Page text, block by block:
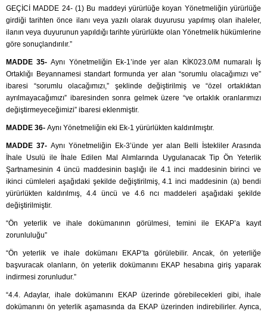
GEÇİCİ MADDE 24- (1) Bu maddeyi yürürlüğe koyan Yönetmeliğin yürürlüğe
girdiği tarihten önce ilanı veya yazılı olarak duyurusu yapılmış olan ihaleler,
ilanın veya duyurunun yapıldığı tarihte yürürlükte olan Yönetmelik hükümlerine
göre sonuçlandırılır.”
MADDE 35-Aynı Yönetmeliğin Ek-1’inde yer alan KİK023.0/M numaralı İş
Ortaklığı Beyannamesi standart formunda yer alan “sorumlu olacağımızı ve”
ibaresi “sorumlu olacağımızı,” şeklinde değiştirilmiş ve “özel ortaklıktan
ayrılmayacağımızı” ibaresinden sonra gelmek üzere “ve ortaklık oranlarımızı
değiştirmeyeceğimizi” ibaresi eklenmiştir.
MADDE 36- Aynı Yönetmeliğin eki Ek-1 yürürlükten kaldırılmıştır.
MADDE 37-Aynı Yönetmeliğin Ek-3’ünde yer alan Belli İstekliler Arasında
İhale Usulü ile İhale Edilen Mal Alımlarında Uygulanacak Tip Ön Yeterlik
Şartnamesinin 4 üncü maddesinin başlığı ile 4.1 inci maddesinin birinci ve
ikinci cümleleri aşağıdaki şekilde değiştirilmiş, 4.1 inci maddesinin (a) bendi
yürürlükten kaldırılmış, 4.4 üncü ve 4.6 ncı maddeleri aşağıdaki şekilde
değiştirilmiştir.
“Ön yeterlik ve ihale dokümanının görülmesi, temini ile EKAP’a kayıt
zorunluluğu”
“Ön yeterlik ve ihale dokümanı EKAP’ta görülebilir. Ancak, ön yeterliğe
başvuracak olanların, ön yeterlik dokümanını EKAP hesabına giriş yaparak
indirmesi zorunludur.”
“4.4. Adaylar, ihale dokümanını EKAP üzerinde görebilecekleri gibi, ihale
dokümanını ön yeterlik aşamasında da EKAP üzerinden indirebilirler. Ayrıca,